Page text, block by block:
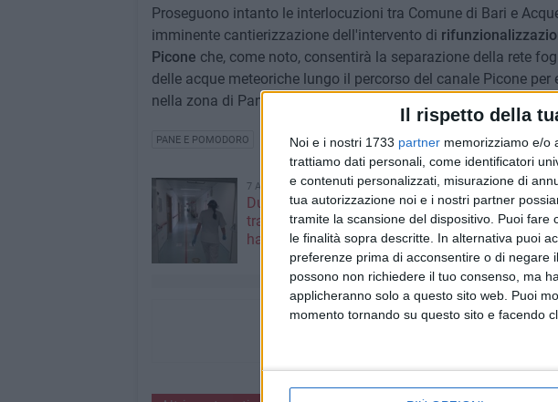
Il rispetto della
Noi e i nostri 1733 partner memorizziamo e/o
trattiamo dati personali, come identificatori
e contenuti personalizzati, misurazione di
tua autorizzazione noi e i nostri partner
tramite la scansione del dispositivo. Puoi
le finalità sopra descritte. In alternativa puoi
preferenze prima di acconsentire o di negare
possono non richiedere il tuo consenso, ma
applicheranno solo a questo sito web. Puoi
momento tornando su questo sito e facendo
Proseguono intanto le interlocuzioni tra Comune di Bari e
imminente cantierizzazione dell'intervento di
Picone che, come noto, consentirà la separazione della rete
delle acque meteoriche lungo il percorso del canale Picone
nella zona di Pane e Pomodoro in caso di forti piogge.
PANE E POMODORO
7 AGOSTO 2026
Due aggressioni in pochi giorni
tra Bari e Corato: le vittime
hanno 17 anni